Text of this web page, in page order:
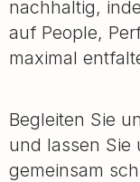
nachhaltig,
auf People,
maximal
Begleiten Sie
und lassen Sie
gemeinsam